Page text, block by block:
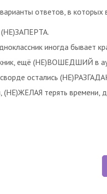
ответов, в которых
иногда бывает
ещё (НЕ)ВОШЕДШИЙ в
остались
(НЕ)ЖЕЛАЯ терять времени,